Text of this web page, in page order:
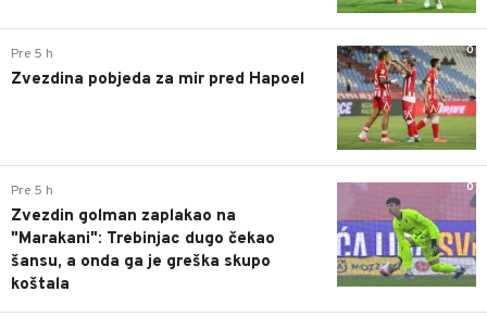
0
Pre 5 h
Zvezdina pobjeda za mir pred Hapoel
0
Pre 5 h
Zvezdin golman zaplakao na
"Marakani": Trebinjac dugo čekao
šansu, a onda ga je greška skupo
koštala